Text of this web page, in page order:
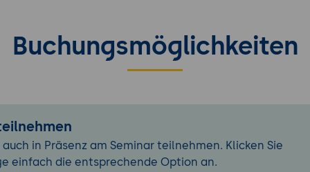
Kampf gegen Halluzinationen
Menschliche Qualitätskontrolle als
Loop).
Buchungsmöglichkeiten
in Präsenz am Seminar teilnehmen. Klicken Sie
einfach die entsprechende Option an.